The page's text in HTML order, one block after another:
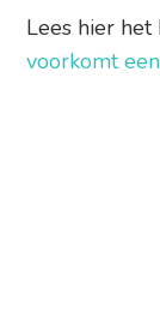
Lees hier
voorkomt